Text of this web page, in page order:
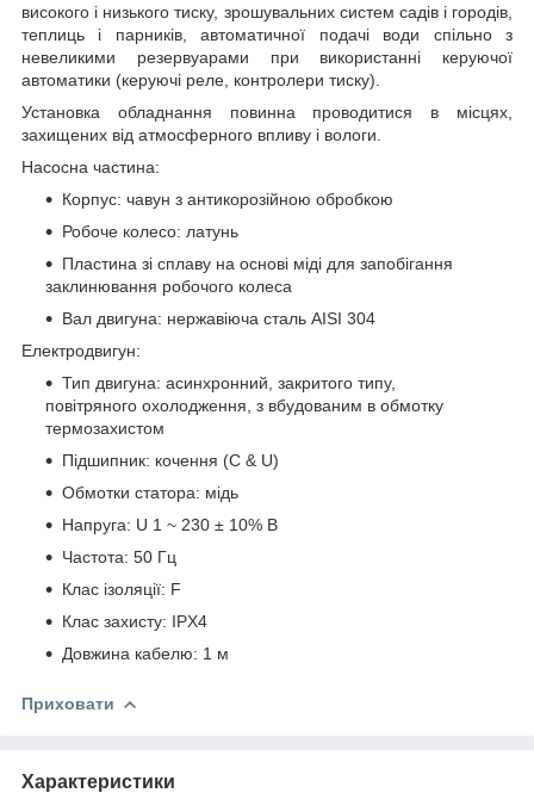
високого і низького тиску, зрошувальних систем садів і городів,
теплиць і парників, автоматичної подачі води спільно з
невеликими резервуарами при використанні керуючої
автоматики (керуючі реле, контролери тиску).
Установка обладнання повинна проводитися в місцях,
захищених від атмосферного впливу і вологи.
Насосна частина:
Корпус: чавун з антикорозійною обробкою
Робоче колесо: латунь
Пластина зі сплаву на основі міді для запобігання
заклинювання робочого колеса
Вал двигуна: нержавіюча сталь AISI 304
Електродвигун:
Тип двигуна: асинхронний, закритого типу,
повітряного охолодження, з вбудованим в обмотку
термозахистом
Підшипник: кочення (C & U)
Обмотки статора: мідь
Напруга: U 1 ~ 230 ± 10% В
Частота: 50 Гц
Клас ізоляції: F
Клас захисту: IPХ4
Довжина кабелю: 1 м
Приховати
Характеристики